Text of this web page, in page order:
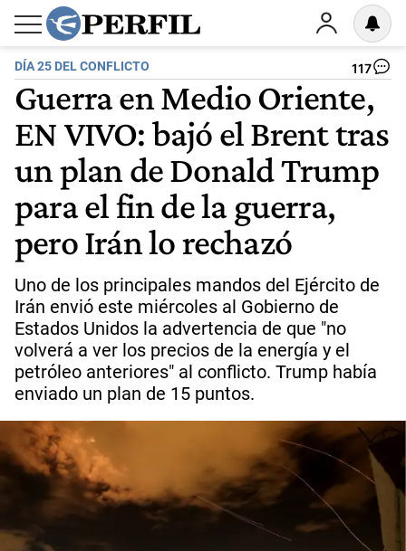
DÍA 25 DEL CONFLICTO 117
Guerra en Medio Oriente,
EN VIVO: bajó el Brent tras
un plan de Donald Trump
para el fin de la guerra,
pero Irán lo rechazó
Uno de los principales mandos del Ejército de
Irán envió este miércoles al Gobierno de
Estados Unidos la advertencia de que "no
volverá a ver los precios de la energía y el
petróleo anteriores" al conflicto. Trump había
enviado un plan de 15 puntos.